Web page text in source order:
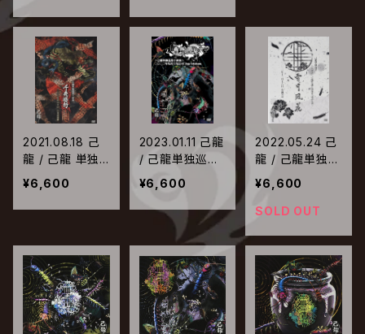
サンプラザ〜
OME CITY HAL
L -己龍生誕12
周年記念-〜
UBE SHIBUY
A〜
2021.08.18 己
龍 / 己龍 単独
巡業-千秋楽-
「千幾鵺行」202
1年4月10日(土)
¥6,600
2023.01.11 己龍
/ 己龍単独巡業
「蠱毒厭魅」～千
秋楽～ 2022年
09月19日 KT Z
epp Yokoham
a
¥6,600
2022.05.24 己
龍 / 己龍単独巡
業「雪月風花」千
秋楽・己龍生誕
十四周年記念公
6日 豊洲PIT
¥6,600
SOLD OUT